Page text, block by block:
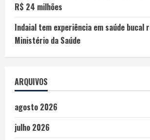
R$ 24 milhões
Indaial tem experiência em saúde bucal
Ministério da Saúde
ARQUIVOS
agosto 2026
julho 2026